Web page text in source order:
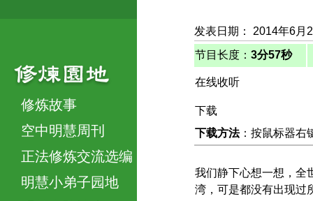
修炼故事
空中明慧周刊
正法修炼交流选编
明慧小弟子园地
发表日期： 2014年6月
节目长度： 3分57秒
在线收听
下载
下载方法：按鼠标器右
我们静下心想一想，全
湾，可是都没有出现过